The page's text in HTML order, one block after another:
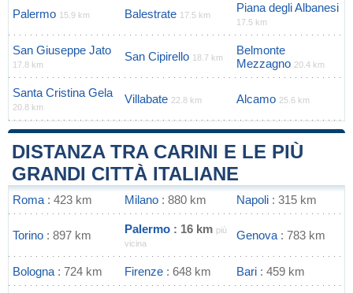
Palermo 15.9 km Balestrate 17.5 km
Piana degli Albanesi
17.5 km
San Giuseppe Jato
17.8 km
San Cipirello 18.7 km
Belmonte
Mezzagno 20.4 km
Santa Cristina Gela
20.8 km
Villabate 22.8 km Alcamo 25.6 km
DISTANZA TRA CARINI E LE PIÙ
GRANDI CITTÀ ITALIANE
Roma : 423 km Milano : 880 km Napoli : 315 km
Torino : 897 km Palermo : 16 km più
vicina
Genova : 783 km
Bologna : 724 km Firenze : 648 km Bari : 459 km